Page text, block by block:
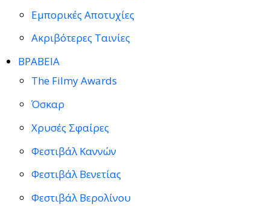
Εμπορικές Αποτυχίες
Ακριβότερες Ταινίες
ΒΡΑΒΕΙΑ
The Filmy Awards
Όσκαρ
Χρυσές Σφαίρες
Φεστιβάλ Καννών
Φεστιβάλ Βενετίας
Φεστιβάλ Βερολίνου